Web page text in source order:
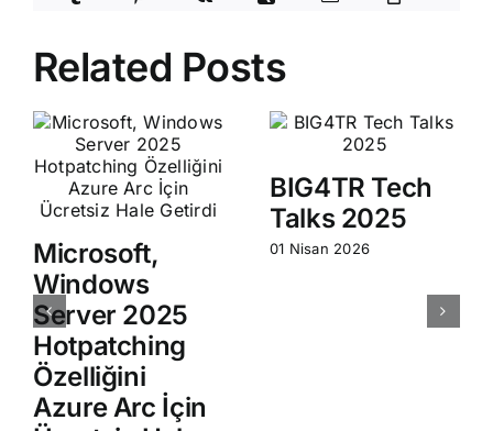
Related Posts
Microsoft,
Windows
Server 2025
Hotpatching
Özelliğini
Azure Arc İçin
BIG4TR Tech
Talks 2025
01 Nisan 2026